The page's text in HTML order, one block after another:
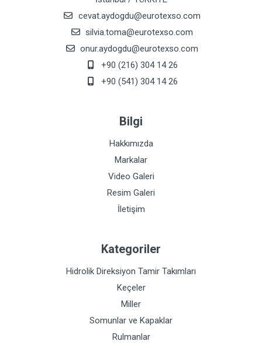
cevat.aydogdu@eurotexso.com
silvia.toma@eurotexso.com
onur.aydogdu@eurotexso.com
+90 (216) 304 14 26
+90 (541) 304 14 26
Bilgi
Hakkımızda
Markalar
Video Galeri
Resim Galeri
İletişim
Kategoriler
Hidrolik Direksiyon Tamir Takımları
Keçeler
Miller
Somunlar ve Kapaklar
Rulmanlar